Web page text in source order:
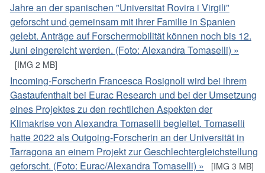
Jahre an der spanischen "Universitat Rovira i Virgili"
geforscht und gemeinsam mit ihrer Familie in Spanien
gelebt. Anträge auf Forschermobilität können noch bis 12.
Juni eingereicht werden. (Foto: Alexandra Tomaselli) »
[IMG 2 MB]
Incoming-Forscherin Francesca Rosignoli wird bei ihrem
Gastaufenthalt bei Eurac Research und bei der Umsetzung
eines Projektes zu den rechtlichen Aspekten der
Klimakrise von Alexandra Tomaselli begleitet. Tomaselli
hatte 2022 als Outgoing-Forscherin an der Universität in
Tarragona an einem Projekt zur Geschlechtergleichstellung
geforscht. (Foto: Eurac/Alexandra Tomaselli) »
[IMG 3 MB]